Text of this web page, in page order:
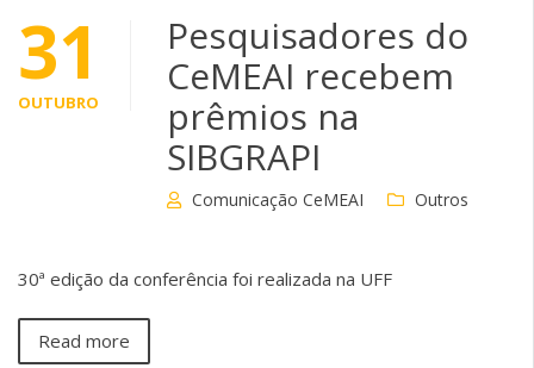
31
OUTUBRO
Pesquisadores do
CeMEAI recebem
prêmios na
SIBGRAPI
Comunicação CeMEAI Outros
30ª edição da conferência foi realizada na UFF
Read more